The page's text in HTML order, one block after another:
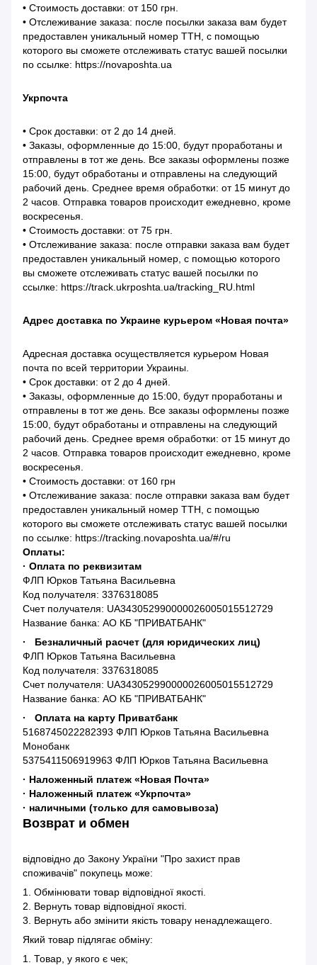
• Стоимость доставки: от 150 грн.
• Отслеживание заказа: после посылки заказа вам будет
предоставлен уникальный номер ТТН, с помощью
которого вы сможете отслеживать статус вашей посылки
по ссылке: https://novaposhta.ua
Укрпочта
• Срок доставки: от 2 до 14 дней.
• Заказы, оформленные до 15:00, будут проработаны и
отправлены в тот же день. Все заказы оформлены позже
15:00, будут обработаны и отправлены на следующий
рабочий день. Среднее время обработки: от 15 минут до
2 часов. Отправка товаров происходит ежедневно, кроме
воскресенья.
• Стоимость доставки: от 75 грн.
• Отслеживание заказа: после отправки заказа вам будет
предоставлен уникальный номер, с помощью которого
вы сможете отслеживать статус вашей посылки по
ссылке: https://track.ukrposhta.ua/tracking_RU.html
Адрес доставка по Украине курьером «Новая почта»
Адресная доставка осуществляется курьером Новая
почта по всей территории Украины.
• Срок доставки: от 2 до 4 дней.
• Заказы, оформленные до 15:00, будут проработаны и
отправлены в тот же день. Все заказы оформлены позже
15:00, будут обработаны и отправлены на следующий
рабочий день. Среднее время обработки: от 15 минут до
2 часов. Отправка товаров происходит ежедневно, кроме
воскресенья.
• Стоимость доставки: от 160 грн
• Отслеживание заказа: после отправки заказа вам будет
предоставлен уникальный номер ТТН, с помощью
которого вы сможете отслеживать статус вашей посылки
по ссылке: https://tracking.novaposhta.ua/#/ru
Оплаты:
· Оплата по реквизитам
ФЛП Юрков Татьяна Васильевна
Код получателя: 3376318085
Счет получателя: UA343052990000026005015512729
Название банка: АО КБ "ПРИВАТБАНК"
· Безналичный расчет (для юридических лиц)
ФЛП Юрков Татьяна Васильевна
Код получателя: 3376318085
Счет получателя: UA343052990000026005015512729
Название банка: АО КБ "ПРИВАТБАНК"
· Оплата на карту Приватбанк
5168745022282393 ФЛП Юрков Татьяна Васильевна
Монобанк
5375411506919963 ФЛП Юрков Татьяна Васильевна
· Наложенный платеж «Новая Почта»
· Наложенный платеж «Укрпочта»
· наличными (только для самовывоза)
Возврат и обмен
відповідно до Закону України "Про захист прав
споживачів" покупець може:
1. Обмінювати товар відповідної якості.
2. Вернуть товар відповідної якості.
3. Вернуть або змінити якість товару ненадлежащего.
Який товар підлягає обміну:
1. Товар, у якого є чек;